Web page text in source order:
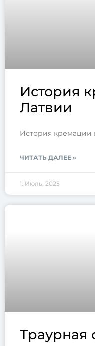
История
Латвии
История кремации
ЧИТАТЬ ДАЛЕЕ »
1. Июль, 2025
Траурная